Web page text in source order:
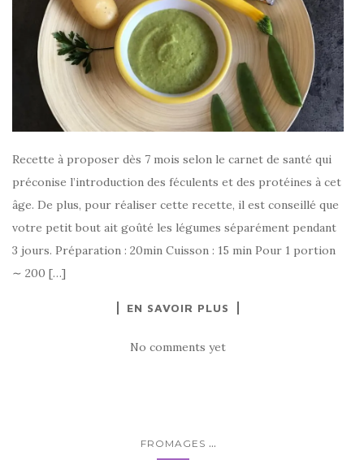
Recette à proposer dès 7 mois selon le carnet de santé qui
préconise l’introduction des féculents et des protéines à cet
âge. De plus, pour réaliser cette recette, il est conseillé que
votre petit bout ait goûté les légumes séparément pendant
3 jours. Préparation : 20min Cuisson : 15 min Pour 1 portion
∼ 200 […]
EN SAVOIR PLUS
No comments yet
FROMAGES ...